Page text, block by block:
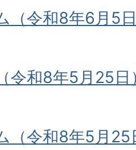
（令和8年6月5
令和8年5月25
（令和8年5月